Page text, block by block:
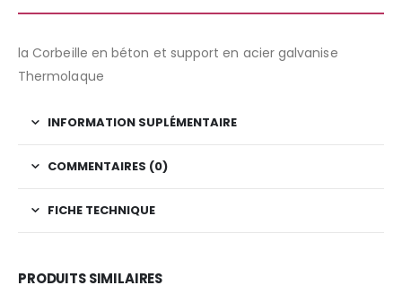
la Corbeille en béton et support en acier galvanise
Thermolaque
INFORMATION SUPLÉMENTAIRE
COMMENTAIRES (0)
FICHE TECHNIQUE
PRODUITS SIMILAIRES